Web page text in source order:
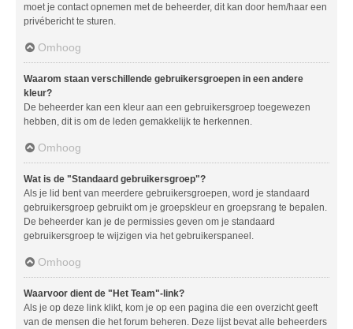
moet je contact opnemen met de beheerder, dit kan door hem/haar een
privébericht te sturen.
Omhoog
Waarom staan verschillende gebruikersgroepen in een andere
kleur?
De beheerder kan een kleur aan een gebruikersgroep toegewezen
hebben, dit is om de leden gemakkelijk te herkennen.
Omhoog
Wat is de "Standaard gebruikersgroep"?
Als je lid bent van meerdere gebruikersgroepen, word je standaard
gebruikersgroep gebruikt om je groepskleur en groepsrang te bepalen.
De beheerder kan je de permissies geven om je standaard
gebruikersgroep te wijzigen via het gebruikerspaneel.
Omhoog
Waarvoor dient de "Het Team"-link?
Als je op deze link klikt, kom je op een pagina die een overzicht geeft
van de mensen die het forum beheren. Deze lijst bevat alle beheerders